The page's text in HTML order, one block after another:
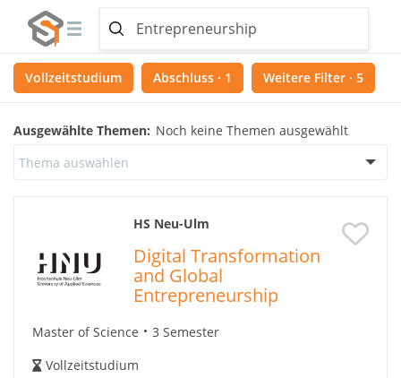
Vollzeitstudium Abschluss · 1 Weitere Filter · 5
Ausgewählte Themen: Noch keine Themen ausgewählt
Thema auswählen
HS Neu-Ulm
Digital Transformation
and Global
Entrepreneurship
Master of Science
3 Semester
Vollzeitstudium